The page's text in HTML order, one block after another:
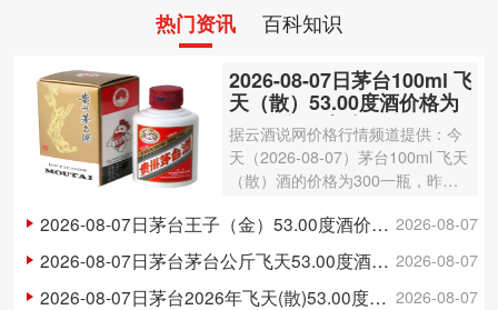
热门资讯 百科知识
2026-08-07日茅台100ml 飞
天（散）53.00度酒价格为
300一瓶，上涨 3元
据云酒说网价格行情频道提供：今
天（2026-08-07）茅台100ml 飞天
（散）酒的价格为300一瓶，昨日
00ml 飞天（散）酒容量为100ml，
酒精度数为53.00度。茅台酒除了年
份因素之外…
2026-08-07
2026-08-07日茅台王子（金）53.00度酒价格为148一瓶，下跌 5元
2026-08-07
2026-08-07日茅台茅台公斤飞天53.00度酒价格为3,250一瓶，下跌 20元
2026-08-07
2026-08-07日茅台2026年飞天(散)53.00度酒价格为1,700一瓶，上涨 5元